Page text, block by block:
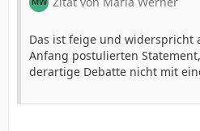
Das ist feige und widerspricht
Anfang postulierten
derartige Debatte nicht mit